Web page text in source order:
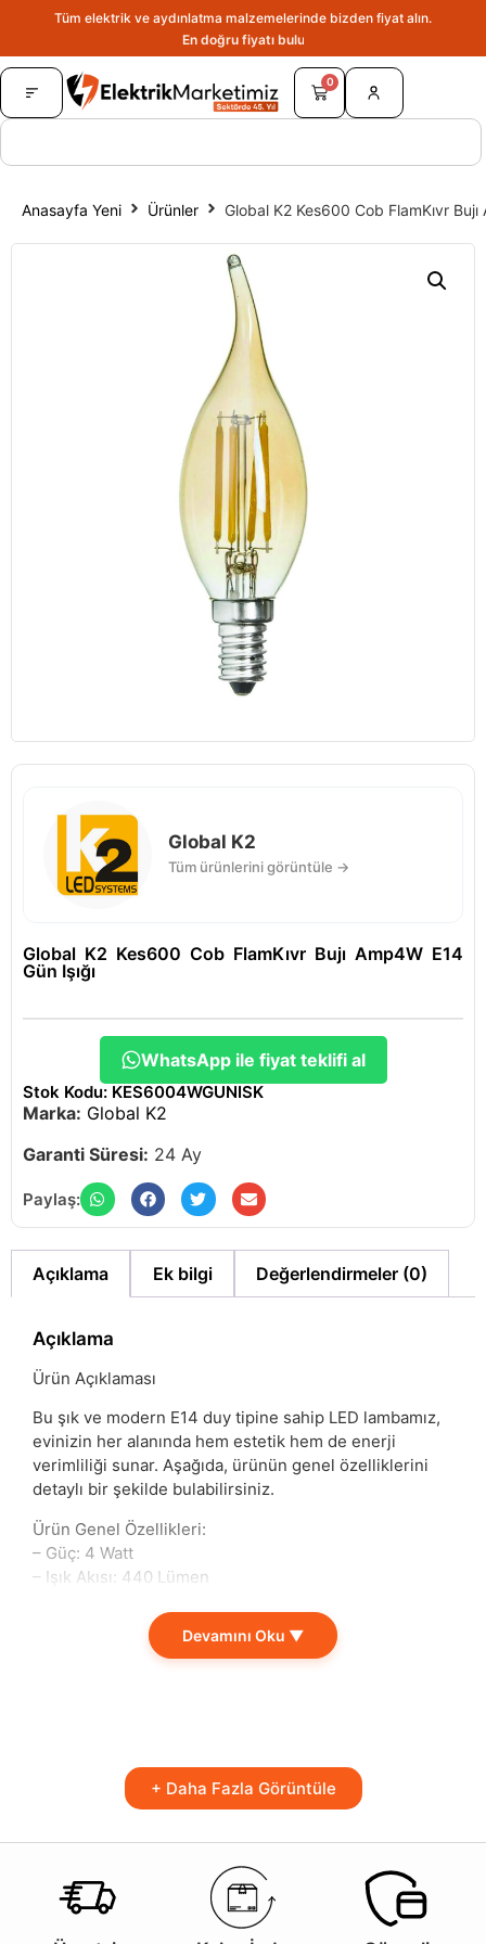
Tüm elektrik ve aydınlatma malzemelerinde bizden fiyat alın.
En doğru fiyatı bulun.
0
Anasayfa Yeni Ürünler Global K2 Kes600 Cob FlamKıvr Bujı
Global K2
Tüm ürünlerini görüntüle →
Global K2 Kes600 Cob FlamKıvr Bujı Amp4W E14
Gün Işığı
WhatsApp ile fiyat teklifi al
Stok Kodu: KES6004WGUNISK
Marka: Global K2
Garanti Süresi: 24 Ay
Paylaş:
Açıklama Ek bilgi Değerlendirmeler (0)
Açıklama
Ürün Açıklaması
Bu şık ve modern E14 duy tipine sahip LED lambamız,
evinizin her alanında hem estetik hem de enerji
verimliliği sunar. Aşağıda, ürünün genel özelliklerini
detaylı bir şekilde bulabilirsiniz.
Ürün Genel Özellikleri:
– Güç: 4 Watt
– Işık Akısı: 440 Lümen
– Gerilim: 220-240 Volt
– Kullanım Ömrü: 20000 Saat
çıkıyor. 440 lümenlik ışık akışı sayesinde hem sıcak
hem de davetkâr bir atmosfer yaratır. 2700K renk
sıcaklığı, yumuşak ve rahatlatıcı bir ışık sağlar, bu da
Devamını Oku ▼
+ Daha Fazla Görüntüle